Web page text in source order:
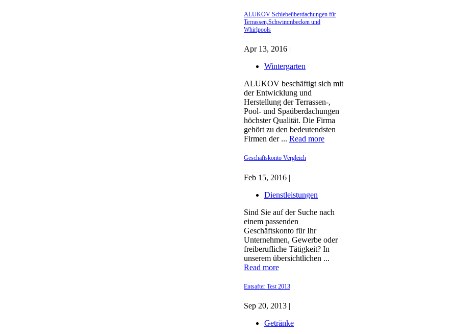
ALUKOV Schiebeüberdachungen für
Terrassen,Schwimmbecken und
Whirlpools
Apr 13, 2016 |
Wintergarten
ALUKOV beschäftigt sich mit
der Entwicklung und
Herstellung der Terrassen-,
Pool- und Spaüberdachungen
höchster Qualität. Die Firma
gehört zu den bedeutendsten
Firmen der ... Read more
Geschäftskonto Vergleich
Feb 15, 2016 |
Dienstleistungen
Sind Sie auf der Suche nach
einem passenden
Geschäftskonto für Ihr
Unternehmen, Gewerbe oder
freiberufliche Tätigkeit? In
unserem übersichtlichen ...
Read more
Entsafter Test 2013
Sep 20, 2013 |
Getränke